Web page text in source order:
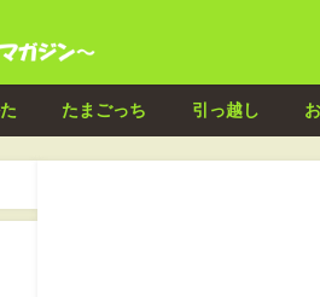
たまごっち 引っ越し